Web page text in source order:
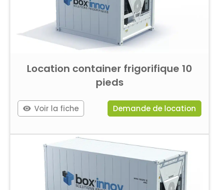
Location container frigorifique 10
pieds
Voir la fiche Demande de location